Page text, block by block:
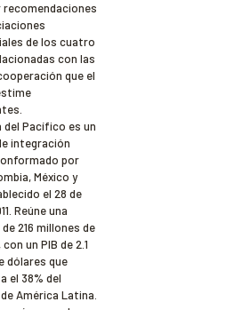
de los cuatro
con las
que el
del Pacífico es un
integración
por
México y
el 28 de
Reúne una
216 millones de
un PIB de 2.1
dólares que
el 38% del
América Latina.